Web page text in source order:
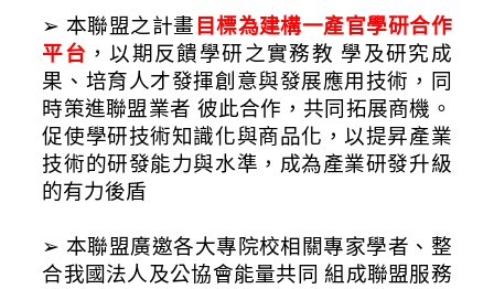
➢ 本聯盟之計畫 目標為建構一產官學研合作
平台 ，以期反饋學研之實務教 學及研究成
果、培育人才發揮創意與發展應用技術，同
時策進聯盟業者 彼此合作，共同拓展商機。
促使學研技術知識化與商品化，以提昇產業
技術的研發能力與水準，成為產業研發升級
的有力後盾
➢ 本聯盟廣邀各大專院校相關專家學者、整
合我國法人及公協會能量共同 組成聯盟服務